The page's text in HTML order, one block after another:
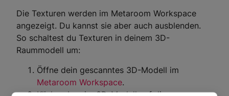
Die Texturen werden im Metaroom Workspace
angezeigt. Du kannst sie aber auch ausblenden.
So schaltest du Texturen in deinem 3D-
Raummodell um:
Öffne dein gescanntes 3D-Modell im
Metaroom Workspace.